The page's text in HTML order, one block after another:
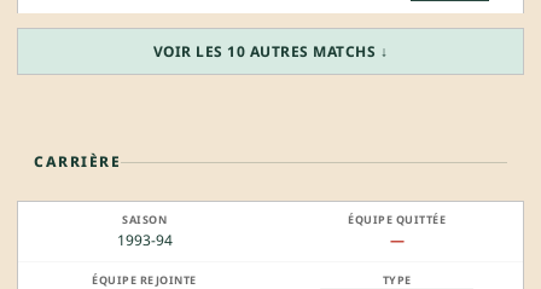
VOIR LES 10 AUTRES MATCHS ↓
CARRIÈRE
1993-94 —